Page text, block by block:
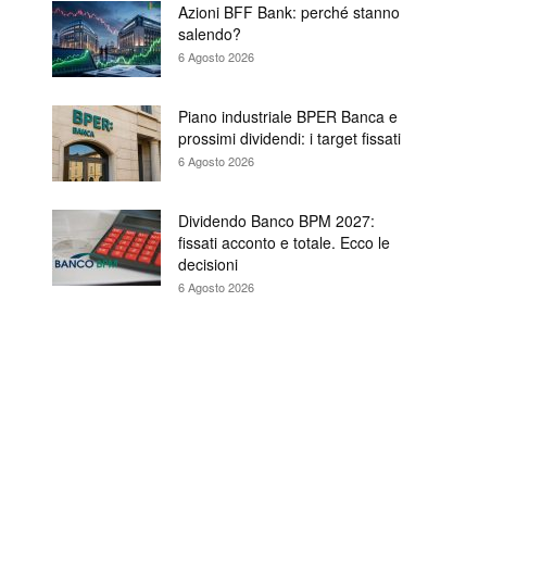
Azioni BFF Bank: perché stanno
salendo?
6 Agosto 2026
Piano industriale BPER Banca e
prossimi dividendi: i target fissati
6 Agosto 2026
Dividendo Banco BPM 2027:
fissati acconto e totale. Ecco le
decisioni
6 Agosto 2026